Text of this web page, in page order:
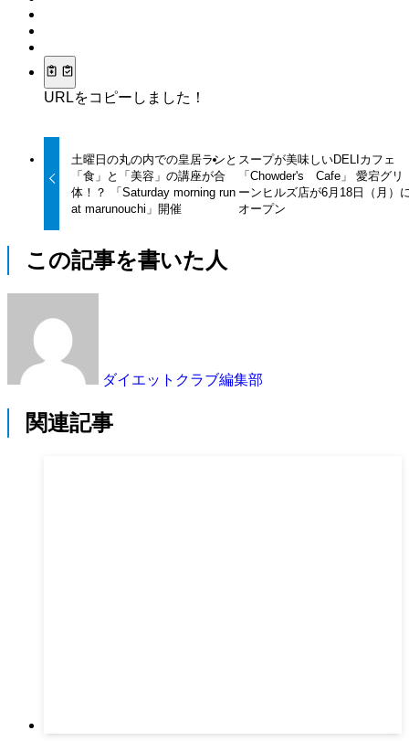
URLをコピーしました！
土曜日の丸の内での皇居ランと
「食」と「美容」の講座が合
体！？ 「Saturday morning run
at marunouchi」開催
スープが美味しいDELIカフェ
「Chowder's Cafe」 愛宕グリ
ーンヒルズ店が6月18日（月）
オープン
この記事を書いた人
ダイエットクラブ編集部
関連記事